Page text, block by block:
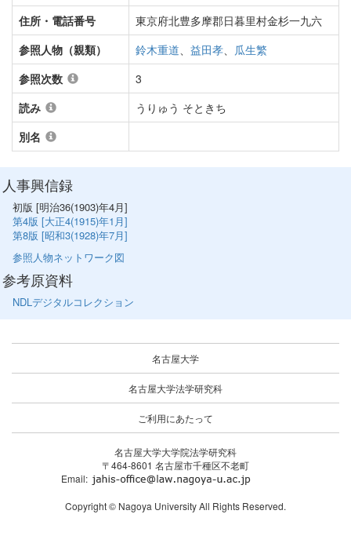
住所・電話番号
東京府北豊多摩郡日暮里村金杉一九六
参照人物（親類）
鈴木重道、 益田孝、 瓜生繁
参照次数
3
読み
うりゅう そときち
別名
人事興信録
初版 [明治36(1903)年4月]
第4版 [大正4(1915)年1月]
第8版 [昭和3(1928)年7月]
参照人物ネットワーク図
参考原資料
NDLデジタルコレクション
名古屋大学
名古屋大学法学研究科
ご利用にあたって
名古屋大学大学院法学研究科
〒464-8601 名古屋市千種区不老町
Email:
Copyright © Nagoya University All Rights Reserved.